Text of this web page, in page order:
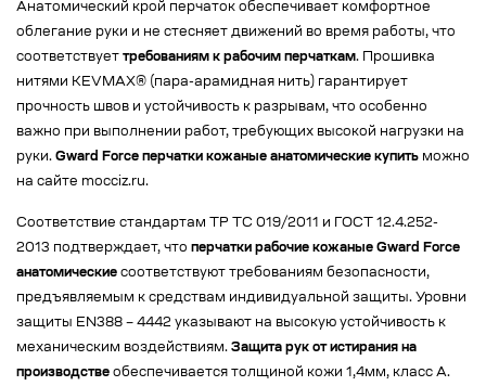
Анатомический крой перчаток обеспечивает комфортное
облегание руки и не стесняет движений во время работы, что
соответствует требованиям к рабочим перчаткам. Прошивка
нитями KEVMAX® (пара-арамидная нить) гарантирует
прочность швов и устойчивость к разрывам, что особенно
важно при выполнении работ, требующих высокой нагрузки на
руки. Gward Force перчатки кожаные анатомические купить можно
на сайте mocciz.ru.
Соответствие стандартам ТР ТС 019/2011 и ГОСТ 12.4.252-
2013 подтверждает, что перчатки рабочие кожаные Gward Force
анатомические соответствуют требованиям безопасности,
предъявляемым к средствам индивидуальной защиты. Уровни
защиты EN388 – 4442 указывают на высокую устойчивость к
механическим воздействиям. Защита рук от истирания на
производстве обеспечивается толщиной кожи 1,4мм, класс А.